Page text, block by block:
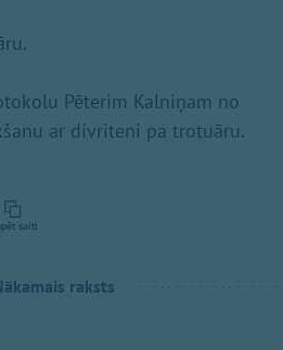
Pēterim Kalniņam no
ar divriteni pa trotuāru.
saiti
raksts